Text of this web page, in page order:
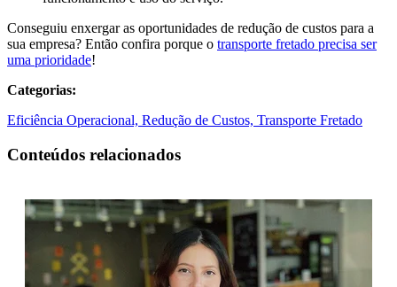
Conseguiu enxergar as oportunidades de redução de custos para a
sua empresa? Então confira porque o transporte fretado precisa ser
uma prioridade!
Categorias:
Eficiência Operacional, Redução de Custos, Transporte Fretado
Conteúdos relacionados